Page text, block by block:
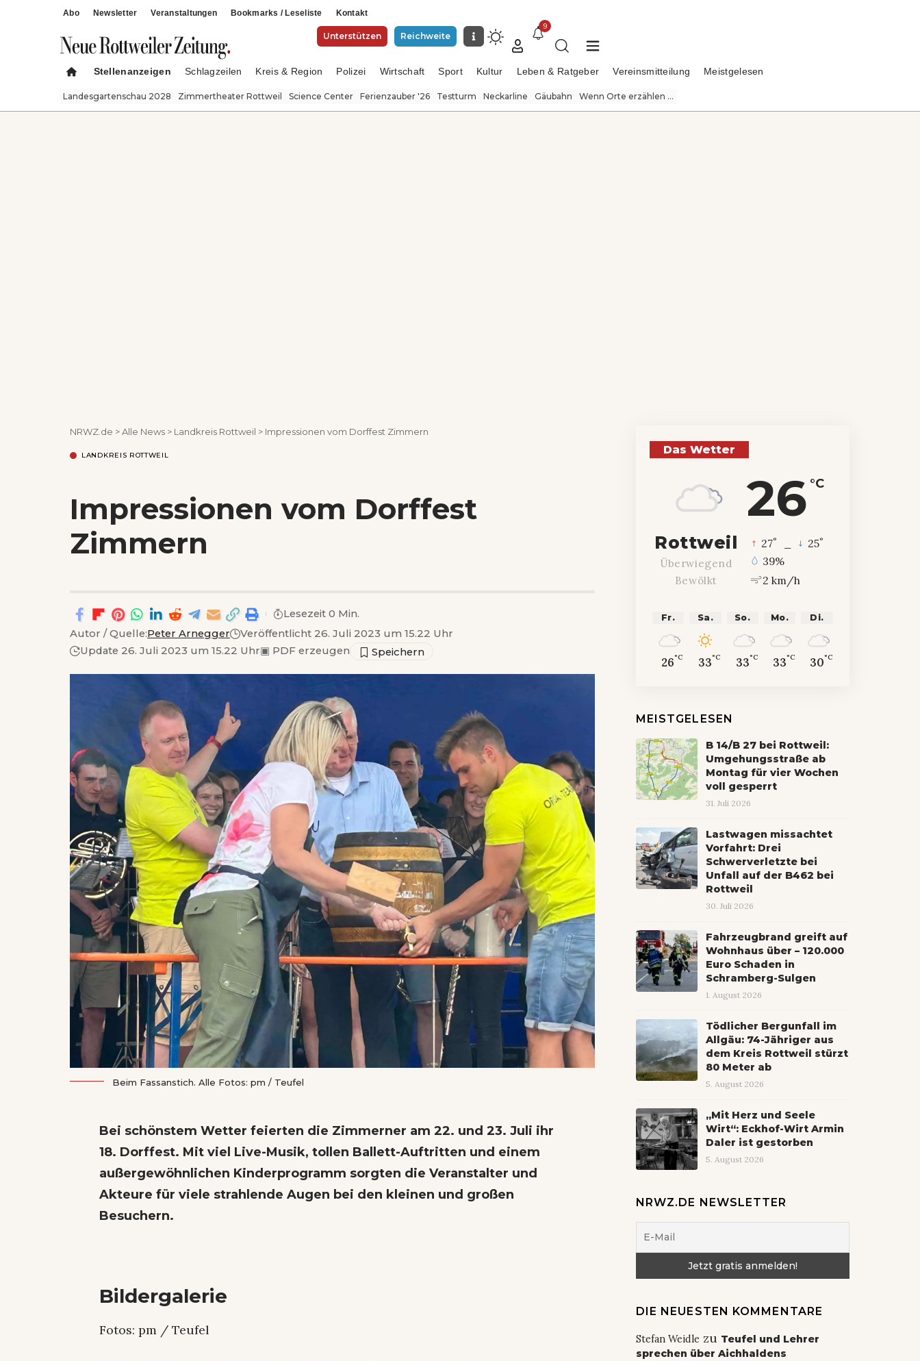
Abo Newsletter Veranstaltungen Bookmarks / Leseliste Kontakt
Unterstützen Reichweite
9
Stellenanzeigen Schlagzeilen Kreis & Region Polizei Wirtschaft Sport Kultur Leben & Ratgeber Vereinsmitteilung Meistgelesen
Landesgartenschau 2028 Zimmertheater Rottweil Science Center Ferienzauber '26 Testturm Neckarline Gäubahn Wenn Orte erzählen ...
NRWZ.de >Alle News > Landkreis Rottweil > Impressionen vom Dorffest Zimmern
LANDKREIS ROTTWEIL
Impressionen vom Dorffest
Zimmern
Autor / Quelle:Peter Arnegger
Veröffentlicht 26. Juli 2023 um 15.22 Uhr
Update 26. Juli 2023 um 15.22 Uhr▣ PDF erzeugen
Lesezeit 0 Min.
Beim Fassanstich. Alle Fotos: pm / Teufel
Bei schönstem Wetter feierten die Zimmerner am 22. und 23. Juli ihr
18. Dorffest. Mit viel Live-Musik, tollen Ballett-Auftritten und einem
außergewöhnlichen Kinderprogramm sorgten die Veranstalter und
Akteure für viele strahlende Augen bei den kleinen und großen
Besuchern.
Bildergalerie
Fotos: pm / Teufel
Das Wetter
26 °C
Rottweil
Überwiegend
Bewölkt
27° 25°
39%
2 km/h
Fr.
26°C
Sa.
33°C
So.
33°C
Mo.
33°C
Di.
30°C
MEISTGELESEN
B 14/B 27 bei Rottweil:
Umgehungsstraße ab
Montag für vier Wochen
voll gesperrt
31. Juli 2026
Lastwagen missachtet
Vorfahrt: Drei
Schwerverletzte bei
Unfall auf der B462 bei
Rottweil
30. Juli 2026
Fahrzeugbrand greift auf
Wohnhaus über – 120.000
Euro Schaden in
Schramberg-Sulgen
1. August 2026
Tödlicher Bergunfall im
Allgäu: 74-Jähriger aus
dem Kreis Rottweil stürzt
80 Meter ab
5. August 2026
„Mit Herz und Seele
Wirt“: Eckhof-Wirt Armin
Daler ist gestorben
5. August 2026
NRWZ.DE NEWSLETTER
DIE NEUESTEN KOMMENTARE
Stefan Weidle zu Teufel und Lehrer
sprechen über Aichhaldens